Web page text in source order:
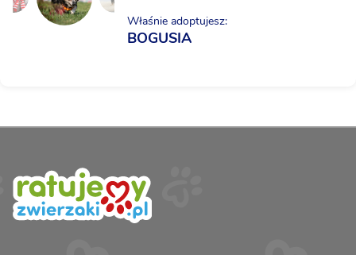
Właśnie adoptujesz:
BOGUSIA